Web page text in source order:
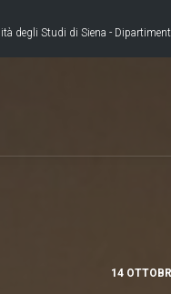
degli Studi di Siena -
14